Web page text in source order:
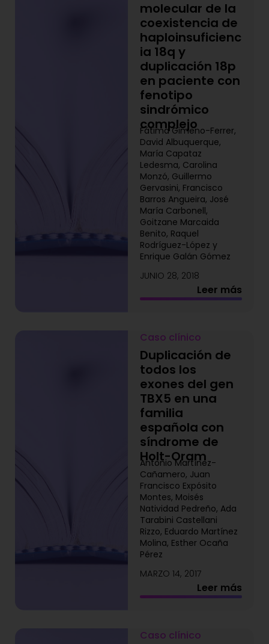
molecular de la
coexistencia de
haploinsuficienc
ia 18q y
duplicación 18p
en paciente con
fenotipo
sindrómico
complejo
Fátima Gimeno-Ferrer,
David Albuquerque,
María Capataz
Ledesma, Carolina
Monzó, Guillermo
Gervasini, Francisco
Barros Angueira, José
María Carbonell,
Goitzane Marcaida
Benito, Raquel
Rodríguez-López y
Enrique Galán Gómez
JUNIO 28, 2018
Leer más
Caso clínico
Duplicación de
todos los
exones del gen
TBX5 en una
familia
española con
síndrome de
Holt-Oram
Antonio Martínez-
Cañamero, Juan
Francisco Expósito
Montes, Moisés
Natividad Pedreño, Ada
Tarabini Castellani
Rizzo, Eduardo Martínez
Molina, Esther Ocaña
Pérez
MARZO 14, 2017
Leer más
Caso clínico